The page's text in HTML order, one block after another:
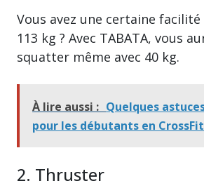
Vous avez une certaine facilité
113 kg ? Avec TABATA, vous
squatter même avec 40 kg.
À lire aussi : Quelques
pour les débutants en
2. Thruster